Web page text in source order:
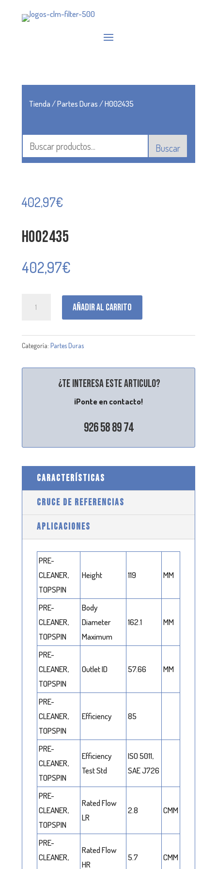
Tienda/Partes Duras/ H002435
Buscar
402,97€
H002435
402,97€
Añadir al carrito
Categoría: Partes Duras
¿Te interesa este articulo?
¡Ponte en contacto!
926 58 89 74
CARACTERÍSTICAS
CRUCE DE REFERENCIAS
APLICACIONES
PRE-
CLEANER,
TOPSPIN
Height 119 MM
PRE-
CLEANER,
TOPSPIN
Body
Diameter
Maximum
162.1 MM
PRE-
CLEANER,
TOPSPIN
Outlet ID 57.66 MM
PRE-
CLEANER,
TOPSPIN
Efficiency 85
PRE-
CLEANER,
TOPSPIN
Efficiency
Test Std
ISO 5011,
SAE J726
PRE-
CLEANER,
TOPSPIN
Rated Flow
LR
2.8 CMM
PRE-
CLEANER,
Rated Flow
HR
5.7 CMM